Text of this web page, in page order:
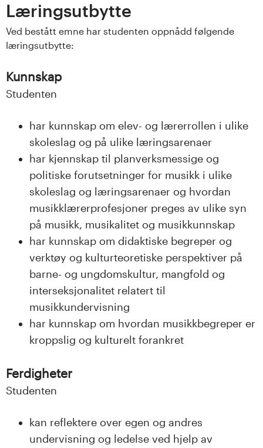
e
t
Læringsutbytte
Ved bestått emne har studenten oppnådd følgende
læringsutbytte:
Kunnskap
Studenten
har kunnskap om elev- og lærerrollen i ulike
skoleslag og på ulike læringsarenaer
har kjennskap til planverksmessige og
politiske forutsetninger for musikk i ulike
skoleslag og læringsarenaer og hvordan
musikklærerprofesjoner preges av ulike syn
på musikk, musikalitet og musikkunnskap
har kunnskap om didaktiske begreper og
verktøy og kulturteoretiske perspektiver på
barne- og ungdomskultur, mangfold og
interseksjonalitet relatert til
musikkundervisning
har kunnskap om hvordan musikkbegreper er
kroppslig og kulturelt forankret
Ferdigheter
Studenten
kan reflektere over egen og andres
undervisning og ledelse ved hjelp av